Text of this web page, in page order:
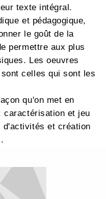
texte intégral.
et pédagogique,
le goût de la
permettre aux plus
Les oeuvres
celles qui sont les
qu'on met en
caractérisation et jeu
d'activités et création